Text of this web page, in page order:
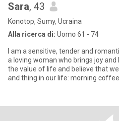
Sara, 43
Konotop, Sumy, Ucraina
Alla ricerca di: Uomo 61 - 74
I am a sensitive, tender and
a loving woman who brings joy
the value of life and believe that
and thing in our life: morning